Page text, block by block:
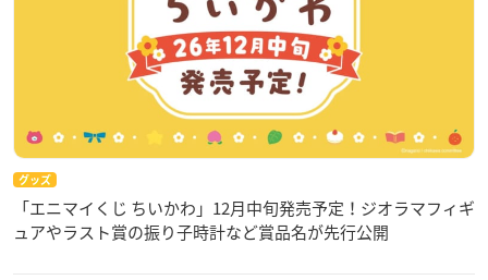
グッズ
「エニマイくじ ちいかわ」12月中旬発売予定！ジオラマフィギ
ュアやラスト賞の振り子時計など賞品名が先行公開